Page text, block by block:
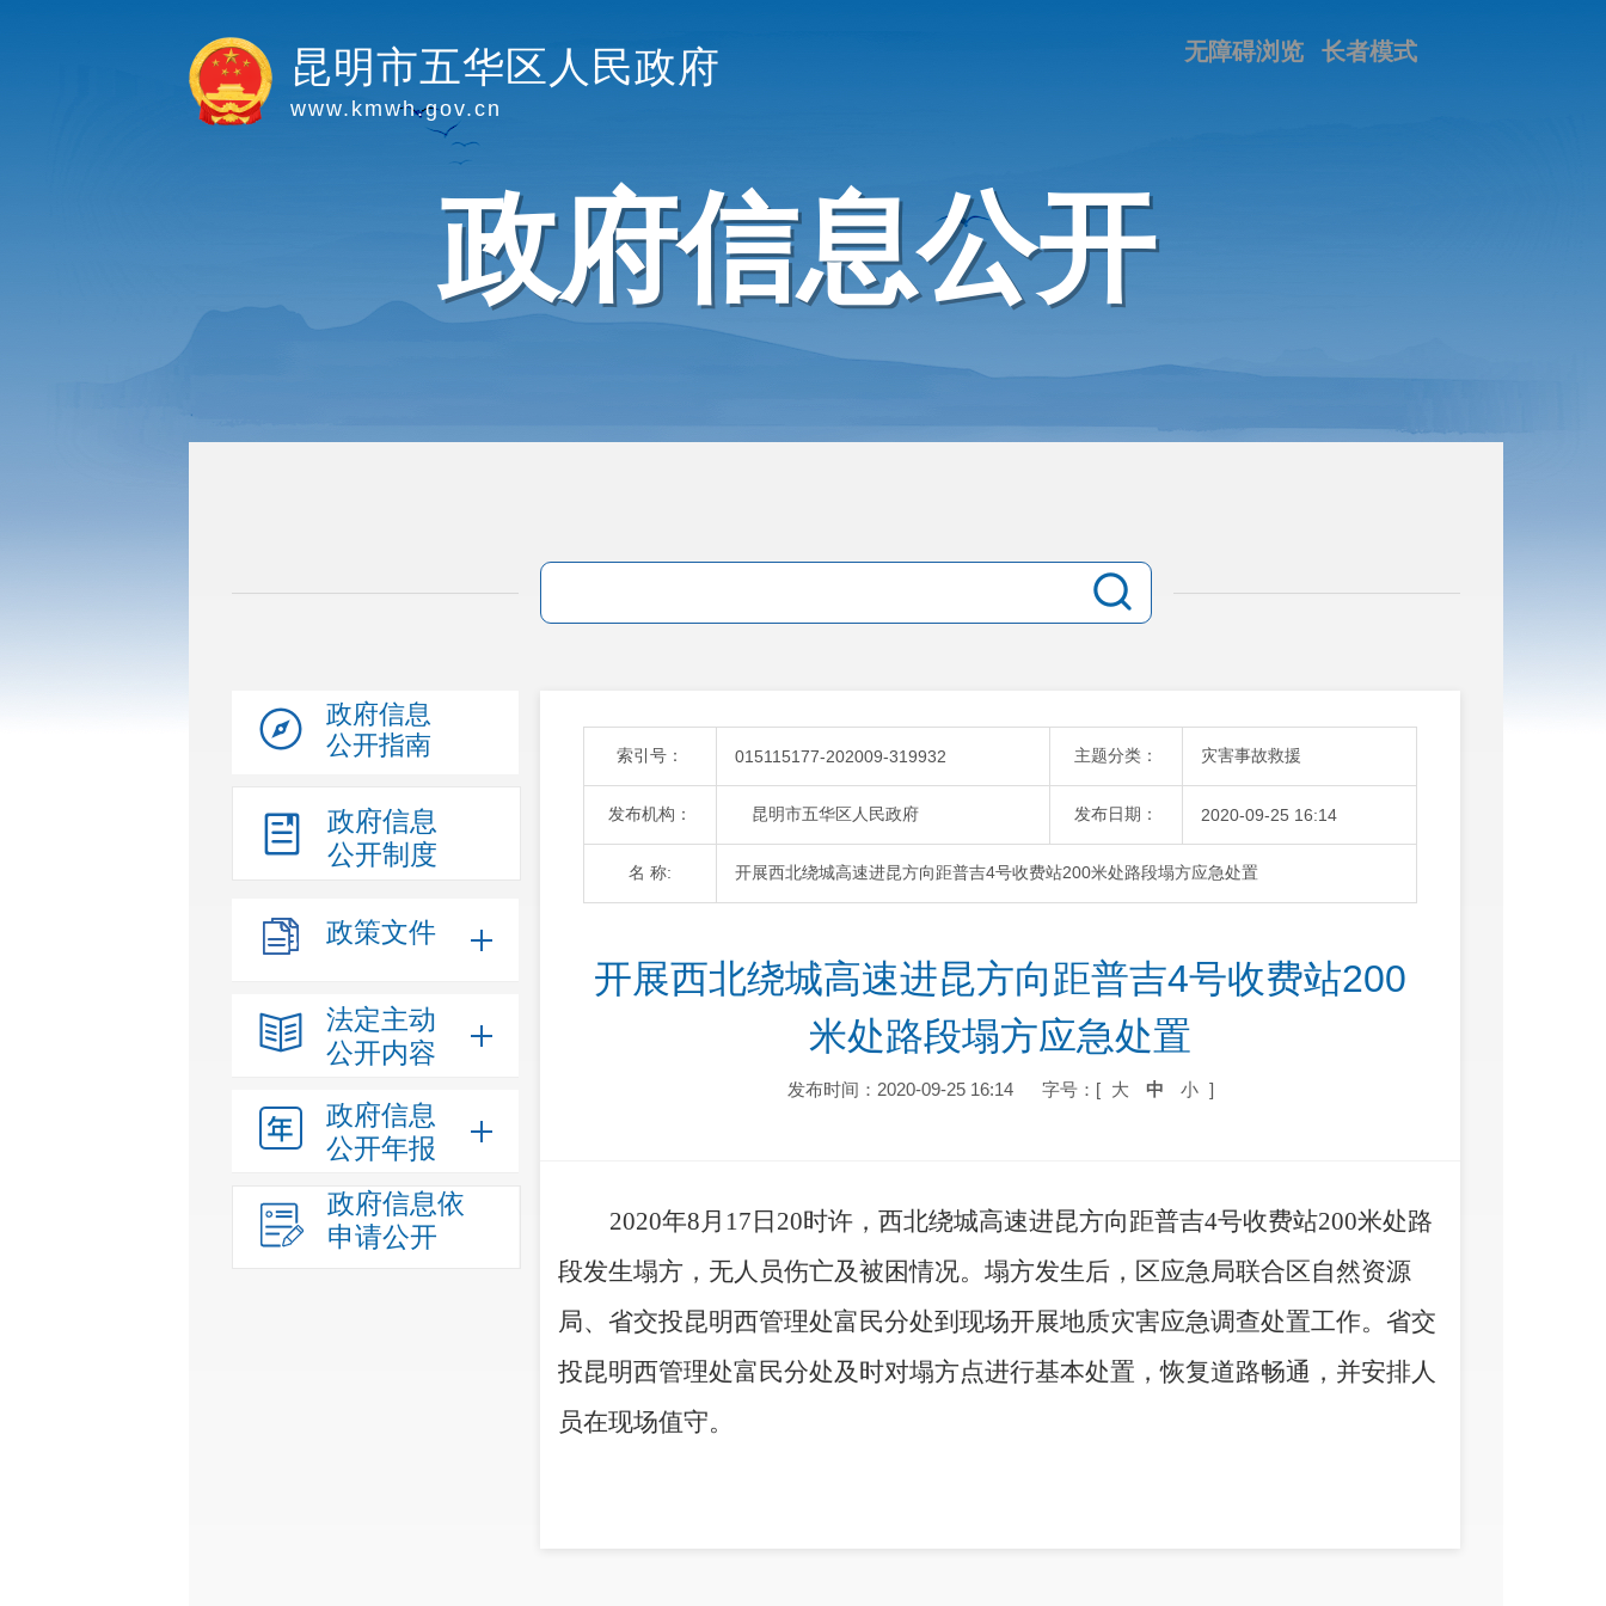
昆明市五华区人民政府
www.kmwh.gov.cn
长者模式
无障碍浏览
政府信息公开
政府信息
公开指南
政府信息
公开制度
政策文件
法定主动
公开内容
政府信息
公开年报
政府信息依
申请公开
索引号： 015115177-202009-319932 主题分类： 灾害事故救援
发布机构： 昆明市五华区人民政府 发布日期： 2020-09-25 16:14
名 称: 开展西北绕城高速进昆方向距普吉4号收费站200米处路段塌方应急处置
开展西北绕城高速进昆方向距普吉4号收费站200
米处路段塌方应急处置
发布时间：2020-09-25 16:14 字号：[ 大 中 小 ]
2020年8月17日20时许，西北绕城高速进昆方向距普吉4号收费站200米处路
段发生塌方，无人员伤亡及被困情况。塌方发生后，区应急局联合区自然资源
局、省交投昆明西管理处富民分处到现场开展地质灾害应急调查处置工作。省交
投昆明西管理处富民分处及时对塌方点进行基本处置，恢复道路畅通，并安排人
员在现场值守。